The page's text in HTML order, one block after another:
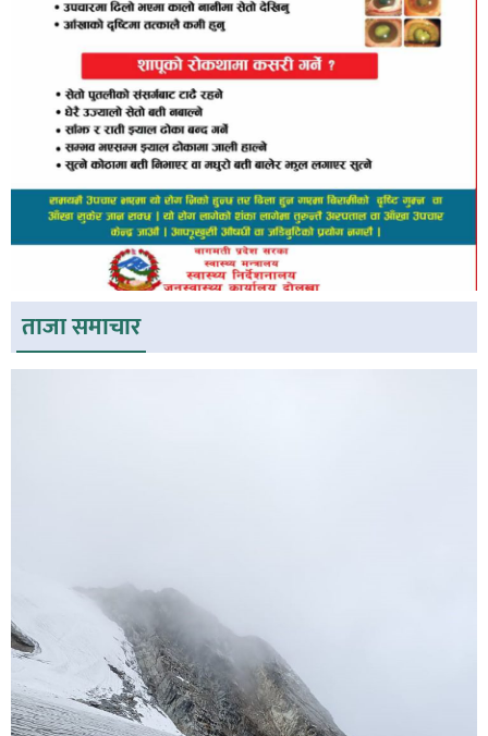
ताजा समाचार